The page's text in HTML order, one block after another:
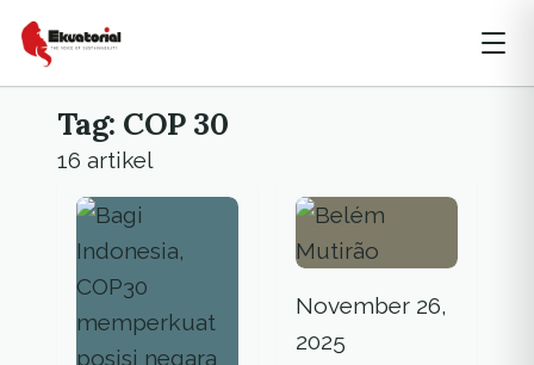
Tag: COP 30
16 artikel
November 26,
2025